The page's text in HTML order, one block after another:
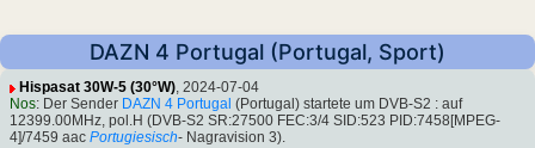
DAZN 4 Portugal (Portugal, Sport)
Hispasat 30W-5 (30°W), 2024-07-04
Nos: Der Sender DAZN 4 Portugal (Portugal) startete um DVB-S2 : auf
12399.00MHz, pol.H (DVB-S2 SR:27500 FEC:3/4 SID:523 PID:7458[MPEG-
4]/7459 aac Portugiesisch- Nagravision 3).